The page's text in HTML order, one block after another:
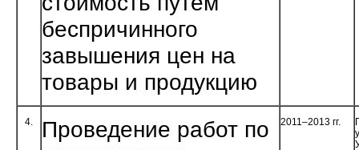
беспричин­ного
завышения цен на
товары и продукцию
4.
Проведение работ по
2011–2013 гг.